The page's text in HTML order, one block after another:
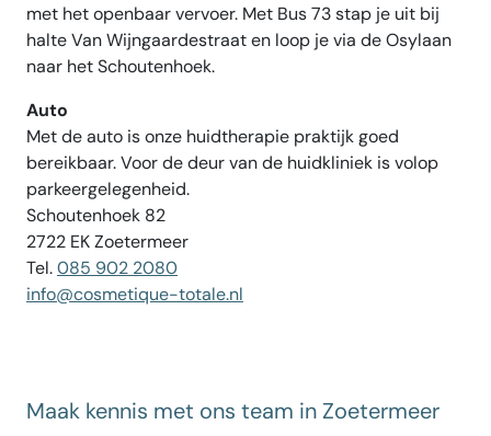
met het openbaar vervoer. Met Bus 73 stap je uit bij
halte Van Wijngaardestraat en loop je via de Osylaan
naar het Schoutenhoek.
Auto
Met de auto is onze huidtherapie praktijk goed
bereikbaar. Voor de deur van de huidkliniek is volop
parkeergelegenheid.
Schoutenhoek 82
2722 EK Zoetermeer
Tel.085 902 2080
info@cosmetique-totale.nl
Maak kennis met ons team in Zoetermeer